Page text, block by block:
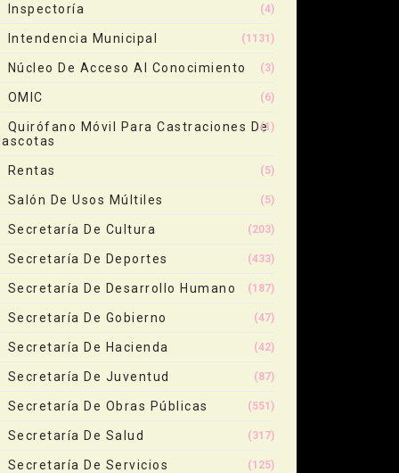
Inspectoría (4)
Intendencia Municipal (1131)
Núcleo De Acceso Al Conocimiento (3)
OMIC (6)
Quirófano Móvil Para Castraciones De(1)
Rentas (5)
Salón De Usos Múltiles (5)
Secretaría De Cultura (203)
Secretaría De Deportes (433)
Secretaría De Desarrollo Humano (187)
Secretaría De Gobierno (47)
Secretaría De Hacienda (42)
Secretaría De Juventud (87)
Secretaría De Obras Públicas (551)
Secretaría De Salud (317)
Secretaría De Servicios (125)